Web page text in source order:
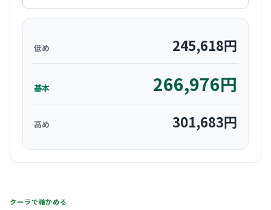
低め 245,618円
基本 266,976円
高め 301,683円
クーラで確かめる